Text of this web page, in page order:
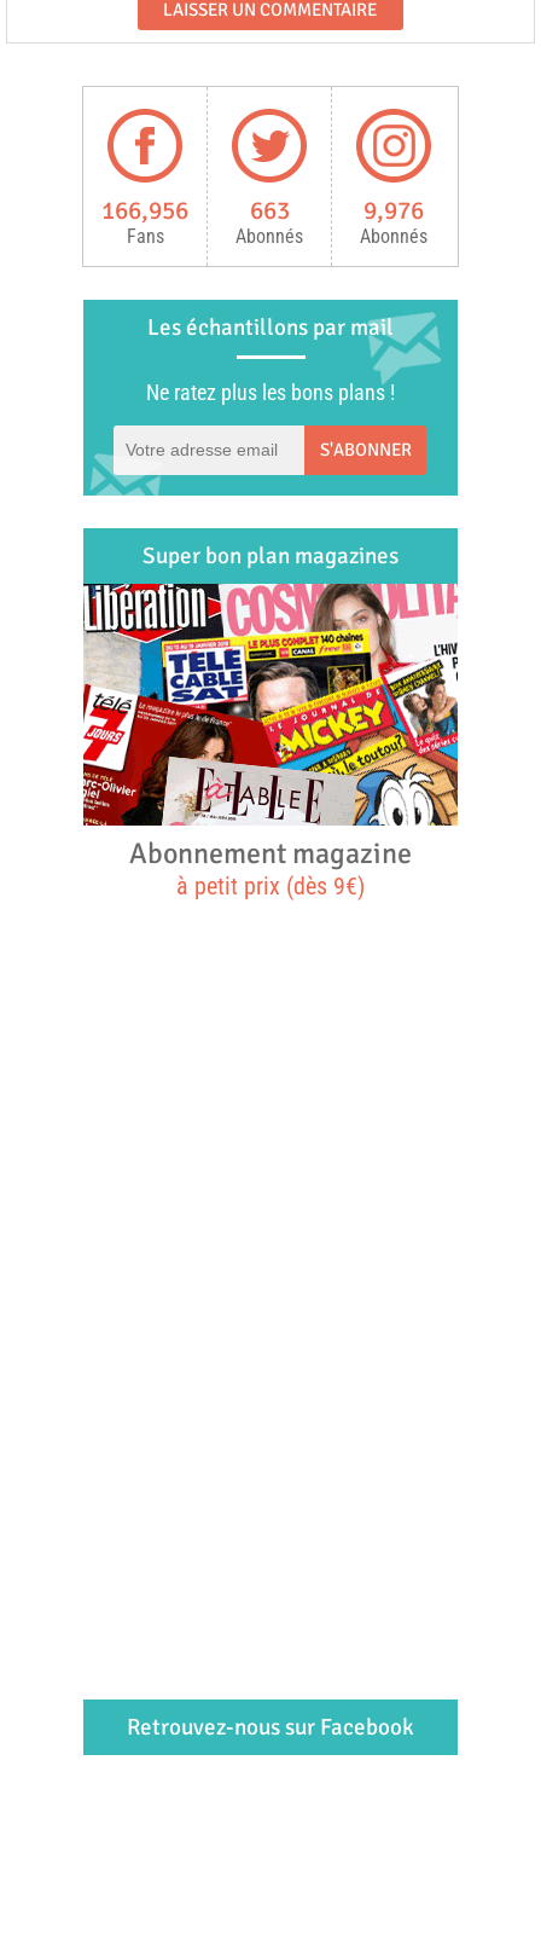
166,956
Fans
663
Abonnés
9,976
Abonnés
Les échantillons par mail
Ne ratez plus les bons plans !
S'ABONNER
Super bon plan magazines
Abonnement magazine
à petit prix (dès 9€)
Retrouvez-nous sur Facebook